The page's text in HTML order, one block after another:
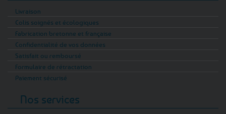
Livraison
Colis soignés et écologiques
Fabrication bretonne et française
Confidentialité de vos données
Satisfait ou remboursé
Formulaire de rétractation
Paiement sécurisé
Nos services